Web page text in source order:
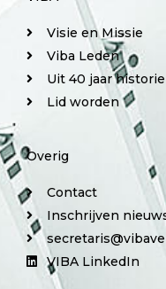
Visie en Missie
Viba Leden
Uit 40 jaar historie
Lid worden
Overig
Contact
Inschrijven
VIBA LinkedIn